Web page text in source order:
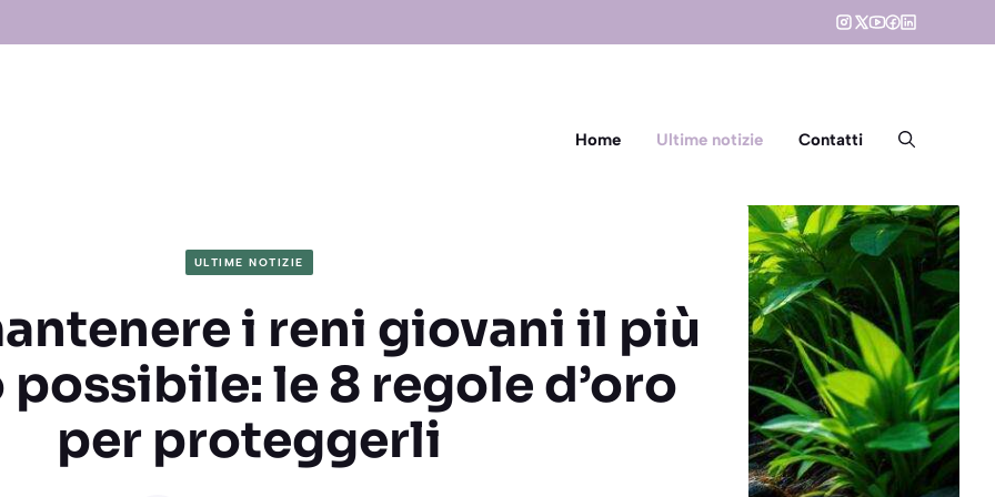
Home Ultime notizie Contatti
ULTIME NOTIZIE
i reni giovani il più
possibile: le 8 regole d’oro
per proteggerli